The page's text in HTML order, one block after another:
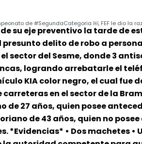
su eje preventivo la tarde de
presunto delito de robo a
el sector del Sesme, donde 3
logrando arrebatarle el
KIA color negro, el cual
en el sector de la
de 27 años, quien posee
de 43 años, quien no
*Evidencias* • Dos machetes